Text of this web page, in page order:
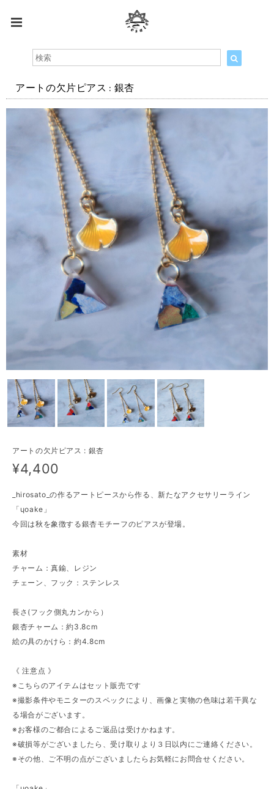
アートの欠片ピアス : 銀杏
アートの欠片ピアス : 銀杏
¥4,400
_hirosato_の作るアートピースから作る、新たなアクセサリーライン
「ɥoake」
今回は秋を象徴する銀杏モチーフのピアスが登場。
素材
チャーム：真鍮、レジン
チェーン、フック：ステンレス
長さ(フック側丸カンから）
銀杏チャーム：約3.8cm
絵の具のかけら：約4.8cm
《 注意点 》
※こちらのアイテムはセット販売です
※撮影条件やモニターのスペックにより、画像と実物の色味は若干異な
る場合がございます。
※お客様のご都合によるご返品は受けかねます。
※破損等がございましたら、受け取りより３日以内にご連絡ください。
※その他、ご不明の点がございましたらお気軽にお問合せください。